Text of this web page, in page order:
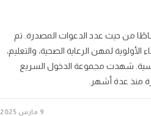
نشاطًا من حيث عدد الدعوات المصدرة. تم
لمهن الرعاية الصحية، والتعليم،
شهدت مجموعة الدخول السريع
عدة أشهر.